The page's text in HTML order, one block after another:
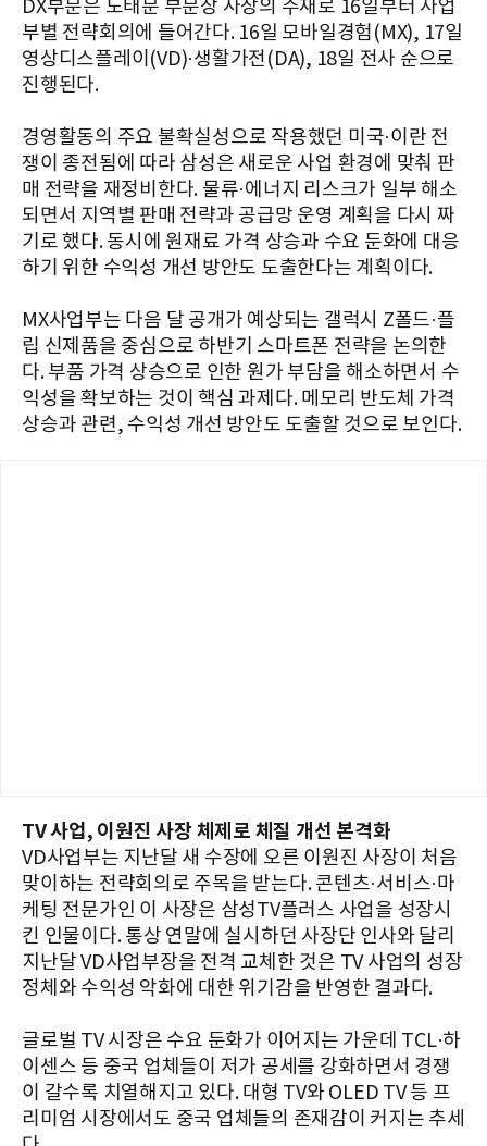
DX부문은 노태문 부문장 사장의 주재로 16일부터 사업
부별 전략회의에 들어간다. 16일 모바일경험(MX), 17일
영상디스플레이(VD)·생활가전(DA), 18일 전사 순으로
진행된다.
경영활동의 주요 불확실성으로 작용했던 미국·이란 전
쟁이 종전됨에 따라 삼성은 새로운 사업 환경에 맞춰 판
매 전략을 재정비한다. 물류·에너지 리스크가 일부 해소
되면서 지역별 판매 전략과 공급망 운영 계획을 다시 짜
기로 했다. 동시에 원재료 가격 상승과 수요 둔화에 대응
하기 위한 수익성 개선 방안도 도출한다는 계획이다.
MX사업부는 다음 달 공개가 예상되는 갤럭시 Z폴드·플
립 신제품을 중심으로 하반기 스마트폰 전략을 논의한
다. 부품 가격 상승으로 인한 원가 부담을 해소하면서 수
익성을 확보하는 것이 핵심 과제다. 메모리 반도체 가격
상승과 관련, 수익성 개선 방안도 도출할 것으로 보인다.
TV 사업, 이원진 사장 체제로 체질 개선 본격화
VD사업부는 지난달 새 수장에 오른 이원진 사장이 처음
맞이하는 전략회의로 주목을 받는다. 콘텐츠·서비스·마
케팅 전문가인 이 사장은 삼성TV플러스 사업을 성장시
킨 인물이다. 통상 연말에 실시하던 사장단 인사와 달리
지난달 VD사업부장을 전격 교체한 것은 TV 사업의 성장
정체와 수익성 악화에 대한 위기감을 반영한 결과다.
글로벌 TV 시장은 수요 둔화가 이어지는 가운데 TCL·하
이센스 등 중국 업체들이 저가 공세를 강화하면서 경쟁
이 갈수록 치열해지고 있다. 대형 TV와 OLED TV 등 프
리미엄 시장에서도 중국 업체들의 존재감이 커지는 추세